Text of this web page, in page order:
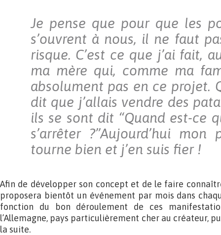
Je pense que pour que les
s’ouvrent à nous, il ne faut
risque. C’est ce que j’ai fait,
ma mère qui, comme ma
absolument pas en ce projet.
dit que j’allais vendre des
ils se sont dit “Quand est-ce
s’arrêter ?”Aujourd’hui
tourne bien et j’en suis fier !
Afin de développer son concept et de le faire
proposera bientôt un événement par mois dans
fonction du bon déroulement de ces
l’Allemagne, pays particulièrement cher au créateur,
la suite.